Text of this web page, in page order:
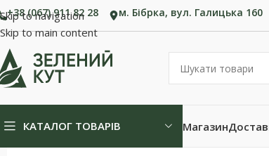
Skip to navigation
Skip to main content
+38 (067) 911 82 28 м. Бібрка, вул. Галицька 160
КАТАЛОГ ТОВАРІВ Магазин